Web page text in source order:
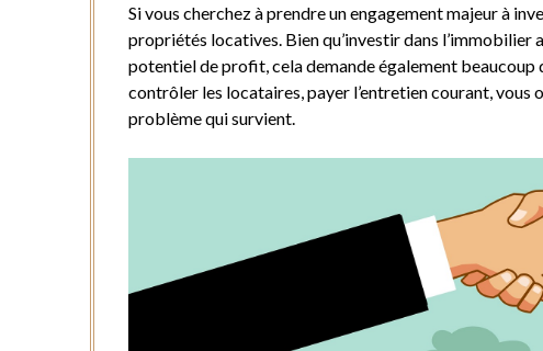
Si vous cherchez à prendre un engagement majeur à
propriétés locatives. Bien qu’investir dans
potentiel de profit, cela demande également
contrôler les locataires, payer l’entretien courant,
problème qui survient.